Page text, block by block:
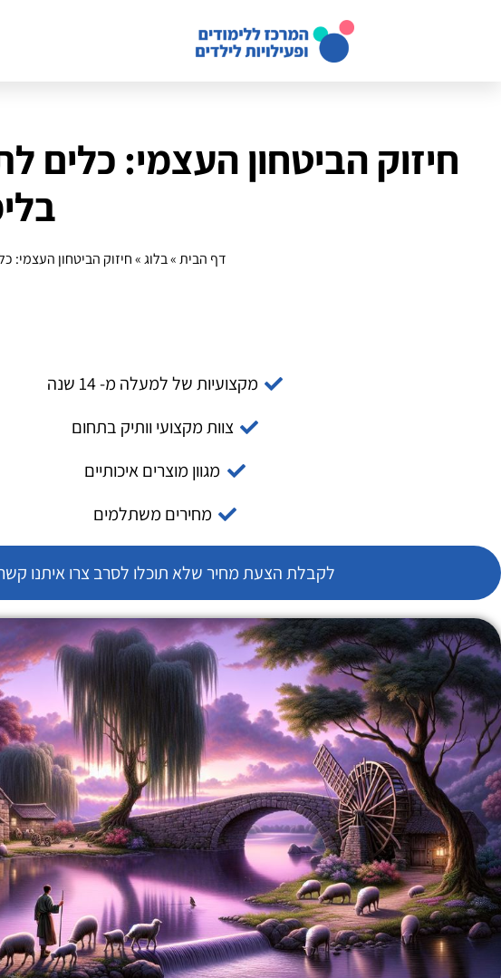
חיזוק הביטחון העצמי:
דף הבית»בלוג»חיזוק הביטחון העצמי:
מקצועיות של למעלה מ- 14 שנה
צוות מקצועי וותיק בתחום
מגוון מוצרים איכותיים
מחירים משתלמים
לקבלת הצעת מחיר שלא תוכלו לסרב צרו איתנו